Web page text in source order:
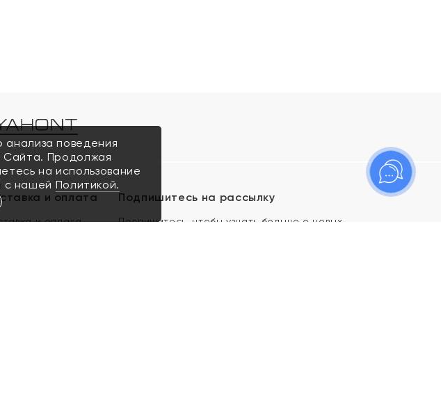
и оплата
и оплата
Подпишитесь на рассылку
Подпишитесь, чтобы узнать больше о новых
поведения
Сайта. Продолжая
на использование
с нашей Политикой.